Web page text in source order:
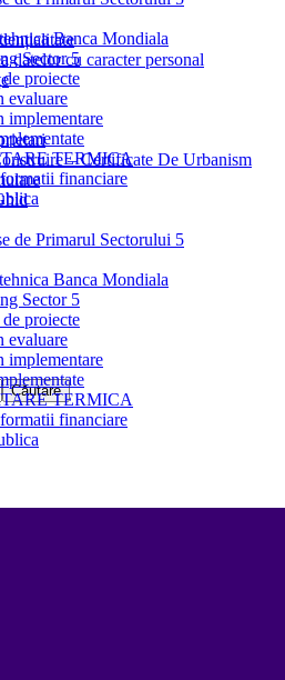
Banca Mondiala
Sector 5
proiecte
evaluare
implementare
TERMICA
financiare
datelor cu caracter personal
– Certificate De Urbanism
de Primarul Sectorului 5
Banca Mondiala
Sector 5
proiecte
evaluare
implementare
TERMICA
financiare